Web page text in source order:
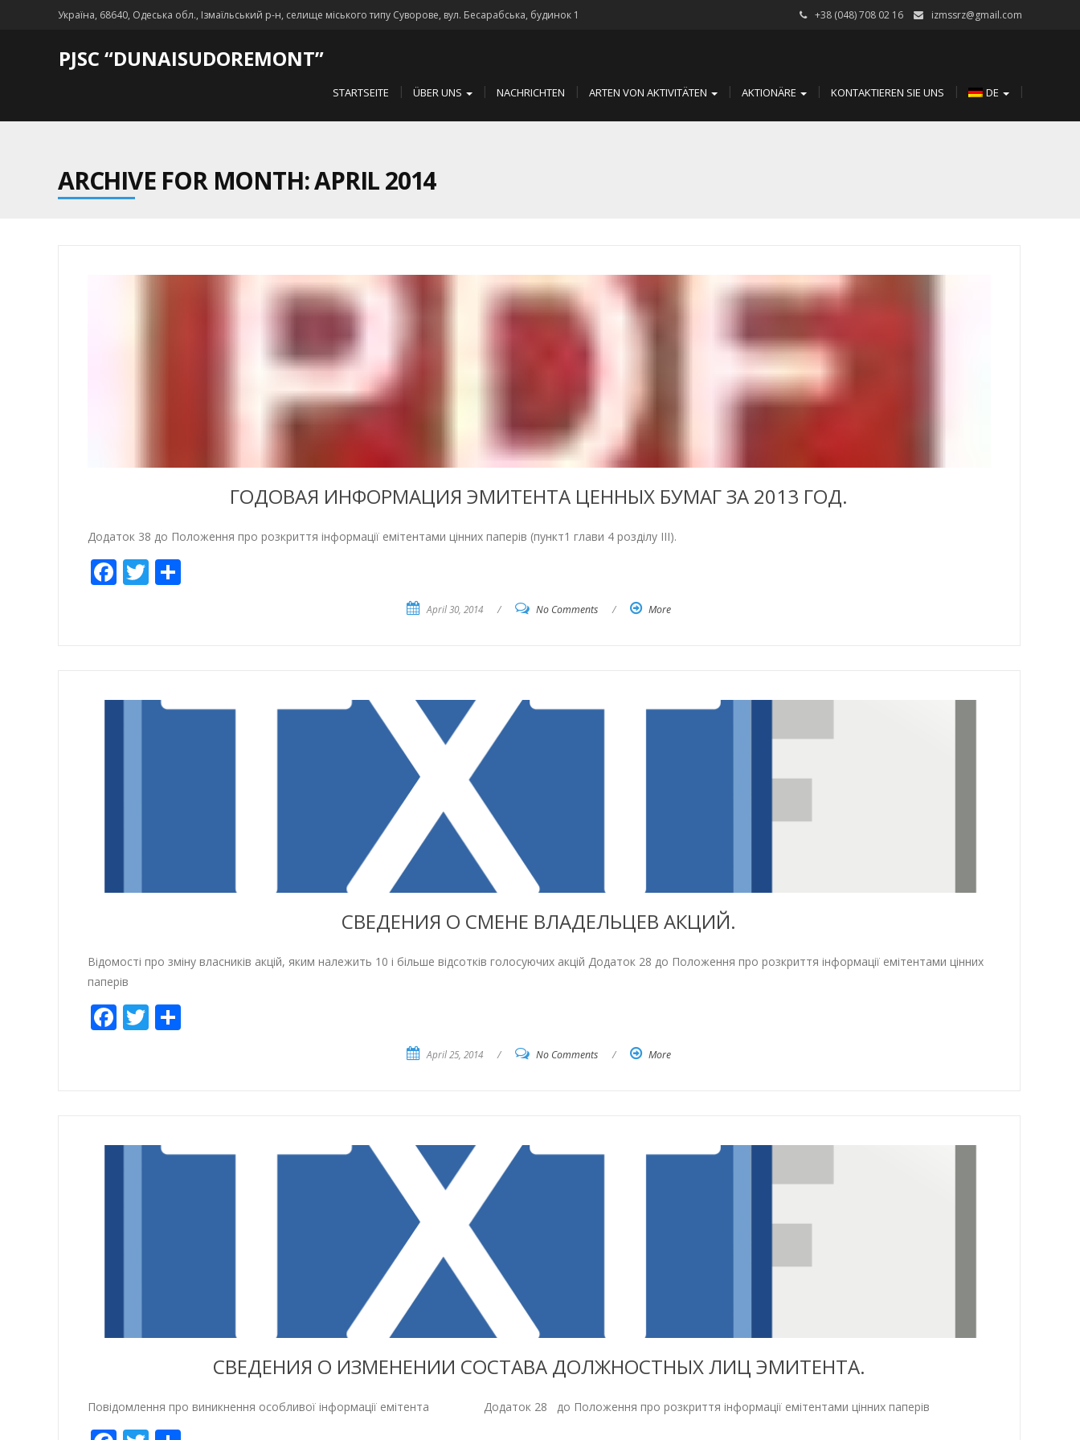
Україна, 68640, Одеська обл., Ізмаїльський р-н, селище міського типу Суворове, вул. Бесарабська, будинок 1 +38 (048) 708 02 16 izmssrz@gmail.com
PJSC “DUNAISUDOREMONT”
STARTSEITE ÜBER UNS NACHRICHTEN ARTEN VON AKTIVITÄTEN AKTIONÄRE KONTAKTIEREN SIE UNS DE
ARCHIVE FOR MONTH: APRIL 2014
ГОДОВАЯ ИНФОРМАЦИЯ ЭМИТЕНТА ЦЕННЫХ БУМАГ ЗА 2013 ГОД.
Додаток 38 до Положення про розкриття інформації емітентами цінних паперів (пункт1 глави 4 розділу III).
Facebook
Twitter
Empfehlen
April 30, 2014 / No Comments / More
СВЕДЕНИЯ О СМЕНЕ ВЛАДЕЛЬЦЕВ АКЦИЙ.
Вiдомостi про змiну власникiв акцiй, яким належить 10 i бiльше вiдсоткiв голосуючих акцiй Додаток 28 до Положення про розкриття інформації емітентами цінних
паперів
Facebook
Twitter
Empfehlen
April 25, 2014 / No Comments / More
СВЕДЕНИЯ О ИЗМЕНЕНИИ СОСТАВА ДОЛЖНОСТНЫХ ЛИЦ ЭМИТЕНТА.
Повідомлення про виникнення особливої інформації емітента Додаток 28 до Положення про розкриття інформації емітентами цінних паперів